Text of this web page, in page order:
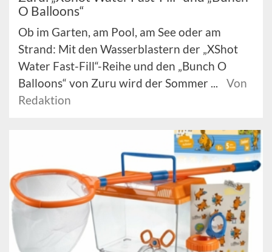
O Balloons“
Ob im Garten, am Pool, am See oder am
Strand: Mit den Wasserblastern der „XShot
Water Fast-Fill“-Reihe und den „Bunch O
Balloons“ von Zuru wird der Sommer ...
Von
Redaktion